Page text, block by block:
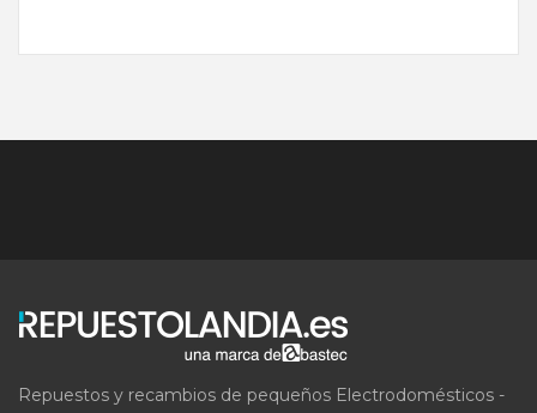
Repuestos y recambios de pequeños Electrodomésticos -